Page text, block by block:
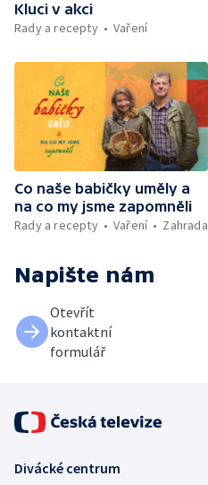
Kluci v akci
Rady a recepty
Vaření
Co naše babičky uměly a
na co my jsme zapomněli
Rady a recepty
Vaření Zahrada
Napište nám
Otevřít
kontaktní
formulář
Divácké centrum